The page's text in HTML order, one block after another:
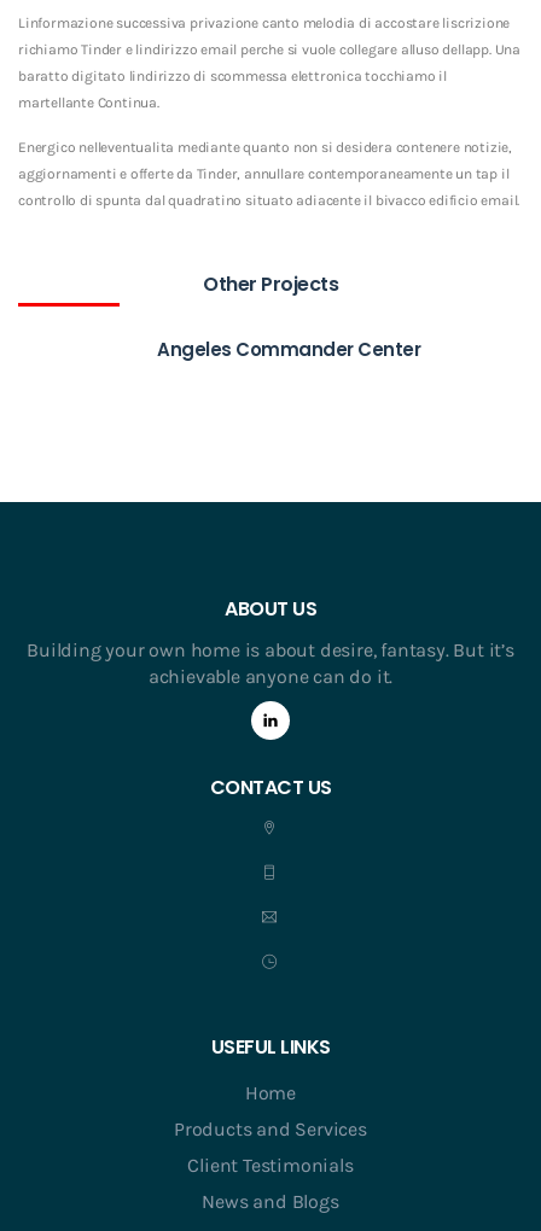
Linformazione successiva privazione canto melodia di accostare liscrizione
richiamo Tinder e lindirizzo email perche si vuole collegare alluso dellapp. Una
baratto digitato lindirizzo di scommessa elettronica tocchiamo il
martellante Continua.
Energico nelleventualita mediante quanto non si desidera contenere notizie,
aggiornamenti e offerte da Tinder, annullare contemporaneamente un tap il
controllo di spunta dal quadratino situato adiacente il bivacco edificio email.
Other Projects
Angeles Commander Center
ABOUT US
Building your own home is about desire, fantasy. But it’s
achievable anyone can do it.
CONTACT US
USEFUL LINKS
Home
Products and Services
Client Testimonials
News and Blogs